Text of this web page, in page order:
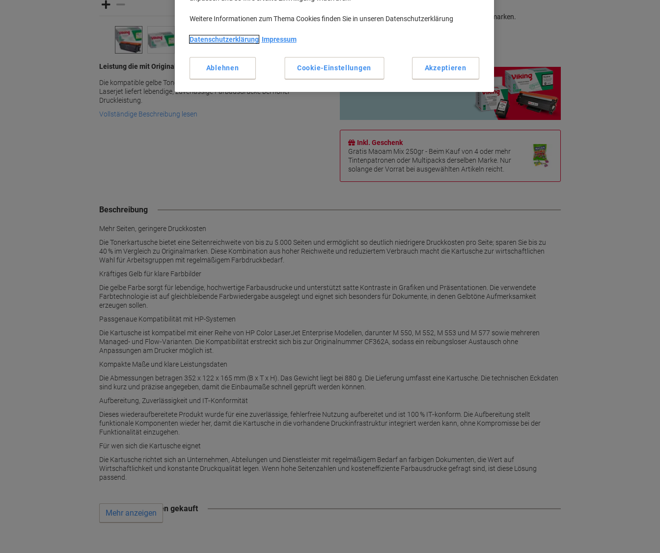
Leistung die mit Originalkartuschen vergleichbar ist
Die kompatible gelbe Tonerkartusche CF362A von Viking für HP Color
Laserjet liefert lebendige, zuverlässige Farbausdrucke bei hoher
Druckleistung.
Vollständige Beschreibung lesen
Sparen Sie bis zu 40 % im Vergleich zu Originalmarken.
Viking Tinte & Toner FAQs
Inkl. Geschenk
Gratis Maoam Mix 250gr - Beim Kauf von 4 oder mehr
Tintenpatronen oder Multipacks derselben Marke. Nur
solange der Vorrat bei ausgewählten Artikeln reicht.
Beschreibung
Mehr Seiten, geringere Druckkosten
Die Tonerkartusche bietet eine Seitenreichweite von bis zu 5.000 Seiten und ermöglicht so deutlich niedrigere Druckkosten pro Seite; sparen Sie bis zu
40 % im Vergleich zu Originalmarken. Diese Kombination aus hoher Reichweite und reduziertem Verbrauch macht die Kartusche zur wirtschaftlichen
Wahl für Arbeitsgruppen mit regelmäßigem Farbdruckbedarf.
Kräftiges Gelb für klare Farbbilder
Die gelbe Farbe sorgt für lebendige, hochwertige Farbausdrucke und unterstützt satte Kontraste in Grafiken und Präsentationen. Die verwendete
Farbtechnologie ist auf gleichbleibende Farbwiedergabe ausgelegt und eignet sich besonders für Dokumente, in denen Gelbtöne Aufmerksamkeit
erzeugen sollen.
Passgenaue Kompatibilität mit HP-Systemen
Die Kartusche ist kompatibel mit einer Reihe von HP Color LaserJet Enterprise Modellen, darunter M 550, M 552, M 553 und M 577 sowie mehreren
Managed- und Flow‑Varianten. Die Kompatibilität erstreckt sich bis zur Originalnummer CF362A, sodass ein reibungsloser Austausch ohne
Anpassungen am Drucker möglich ist.
Kompakte Maße und klare Leistungsdaten
Die Abmessungen betragen 352 x 122 x 165 mm (B x T x H). Das Gewicht liegt bei 880 g. Die Lieferung umfasst eine Kartusche. Die technischen Eckdaten
sind kurz und präzise angegeben, damit die Einbaumaße schnell geprüft werden können.
Aufbereitung, Zuverlässigkeit und IT‑Konformität
Dieses wiederaufbereitete Produkt wurde für eine zuverlässige, fehlerfreie Nutzung aufbereitet und ist 100 % IT‑konform. Die Aufbereitung stellt
funktionale Komponenten wieder her, damit die Kartusche in die vorhandene Druckinfrastruktur integriert werden kann, ohne Kompromisse bei der
Funktionalität einzugehen.
Für wen sich die Kartusche eignet
Die Kartusche richtet sich an Unternehmen, Abteilungen und Dienstleister mit regelmäßigem Bedarf an farbigen Dokumenten, die Wert auf
Wirtschaftlichkeit und konstante Druckqualität legen. Wenn hohe Seitenzahlen und kosteneffiziente Farbausdrucke gefragt sind, ist diese Lösung
passend.
Wird oft zusammen gekauft
Mehr anzeigen
Weitere Informationen zum Thema Cookies finden Sie in unseren Datenschutzerklärung
Datenschutzerklärung Impressum
Cookie-Einstellungen
Ablehnen Akzeptieren